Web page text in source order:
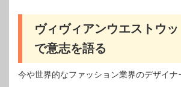
ヴィヴィアンウエストウ
で意志を語る
今や世界的なファッション業界のデザイナ